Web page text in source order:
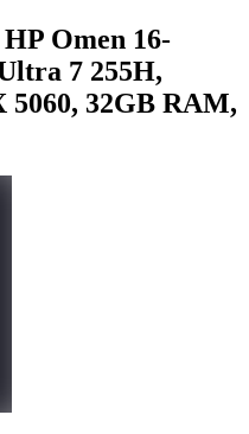
Omen 16-
7 255H,
32GB RAM,